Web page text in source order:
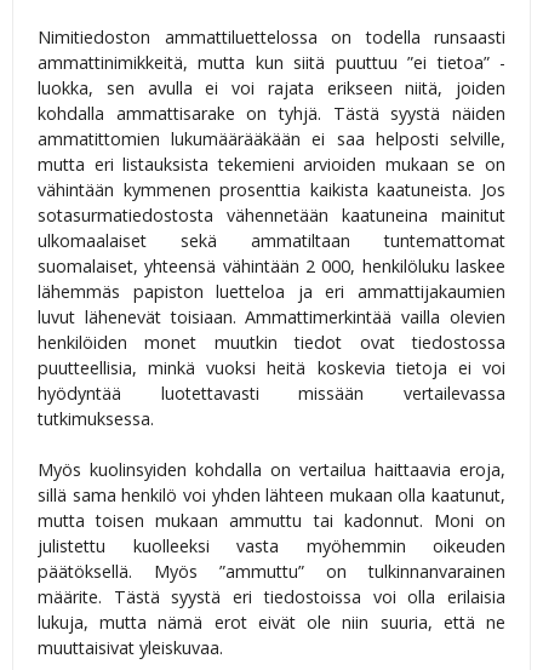
Nimitiedoston ammattiluettelossa on todella runsaasti
ammattinimikkeitä, mutta kun siitä puuttuu ”ei tietoa” -
luokka, sen avulla ei voi rajata erikseen niitä, joiden
kohdalla ammattisarake on tyhjä. Tästä syystä näiden
ammatittomien lukumäärääkään ei saa helposti selville,
mutta eri listauksista tekemieni arvioiden mukaan se on
vähintään kymmenen prosenttia kaikista kaatuneista. Jos
sotasurmatiedostosta vähennetään kaatuneina mainitut
ulkomaalaiset sekä ammatiltaan tuntemattomat
suomalaiset, yhteensä vähintään 2 000, henkilöluku laskee
lähemmäs papiston luetteloa ja eri ammattijakaumien
luvut lähenevät toisiaan. Ammattimerkintää vailla olevien
henkilöiden monet muutkin tiedot ovat tiedostossa
puutteellisia, minkä vuoksi heitä koskevia tietoja ei voi
hyödyntää luotettavasti missään vertailevassa
tutkimuksessa.
Myös kuolinsyiden kohdalla on vertailua haittaavia eroja,
sillä sama henkilö voi yhden lähteen mukaan olla kaatunut,
mutta toisen mukaan ammuttu tai kadonnut. Moni on
julistettu kuolleeksi vasta myöhemmin oikeuden
päätöksellä. Myös ”ammuttu” on tulkinnanvarainen
määrite. Tästä syystä eri tiedostoissa voi olla erilaisia
lukuja, mutta nämä erot eivät ole niin suuria, että ne
muuttaisivat yleiskuvaa.